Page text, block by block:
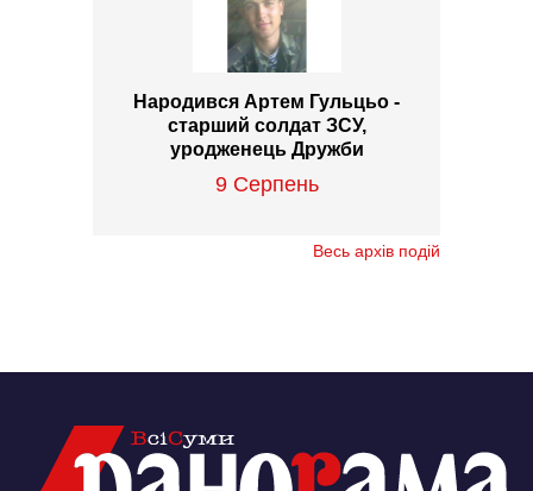
Народився Артем Гульцьо -
старший солдат ЗСУ,
уродженець Дружби
9 Серпень
Весь архів подій